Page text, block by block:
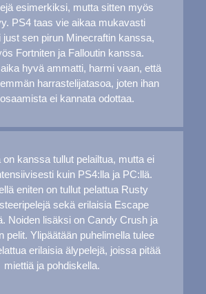
esimerkiksi, mutta sitten myös
PS4 taas vie aikaa mukavasti
sen pirun Minecraftin kanssa,
Fortniten ja Falloutin kanssa.
hyvä ammatti, harmi vaan, että
harrastelijatasoa, joten ihan
ei kannata odottaa.
on kanssa tullut pelailtua, mutta ei
kuin PS4:lla ja PC:llä.
eniten on tullut pelattua Rusty
sekä erilaisia Escape
Noiden lisäksi on Candy Crush ja
pelit. Ylipäätään puhelimella tulee
erilaisia älypelejä, joissa pitää
miettiä ja pohdiskella.